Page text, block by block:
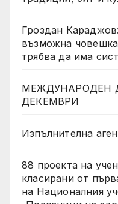
Гроздан
възможна
трябва да има
МЕЖДУНАРОДЕН
ДЕКЕМВРИ
Изпълнителна
88 проекта на
класирани от
на Националния